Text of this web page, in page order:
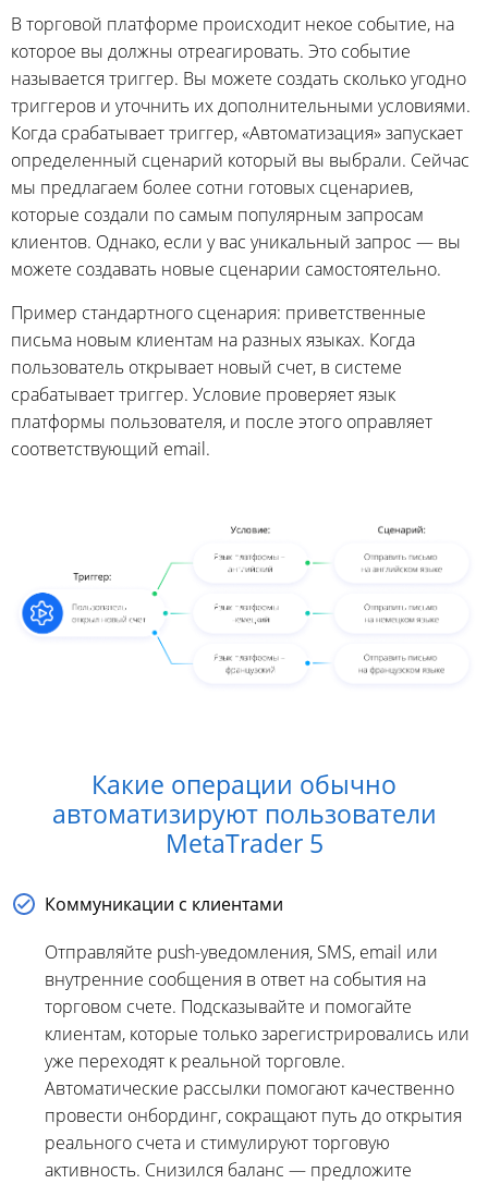
В торговой платформе происходит некое событие, на
которое вы должны отреагировать. Это событие
называется триггер. Вы можете создать сколько угодно
триггеров и уточнить их дополнительными условиями.
Когда срабатывает триггер, «Автоматизация» запускает
определенный сценарий который вы выбрали. Сейчас
мы предлагаем более сотни готовых сценариев,
которые создали по самым популярным запросам
клиентов. Однако, если у вас уникальный запрос — вы
можете создавать новые сценарии самостоятельно.
Пример стандартного сценария: приветственные
письма новым клиентам на разных языках. Когда
пользователь открывает новый счет, в системе
срабатывает триггер. Условие проверяет язык
платформы пользователя, и после этого оправляет
соответствующий email.
Какие операции обычно
автоматизируют пользователи
MetaTrader 5
Коммуникации с клиентами
Отправляйте push-уведомления, SMS, email или
внутренние сообщения в ответ на события на
торговом счете. Подсказывайте и помогайте
клиентам, которые только зарегистрировались или
уже переходят к реальной торговле.
Автоматические рассылки помогают качественно
провести онбординг, сокращают путь до открытия
реального счета и стимулируют торговую
активность. Снизился баланс — предложите